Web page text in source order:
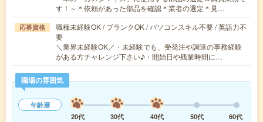
す！～＊依頼があった部品を確認＊業者の選定＊見…
応募資格
職種未経験OK / ブランクOK / パソコンスキル不要 / 英語力不
要
＼業界未経験OK／・未経験でも、受発注や調達の事務経験
がある方チャレンジ下さい♪・開始日や残業時間に…
職場の雰囲気
年齢層
20代
30代 40代 50代
60代